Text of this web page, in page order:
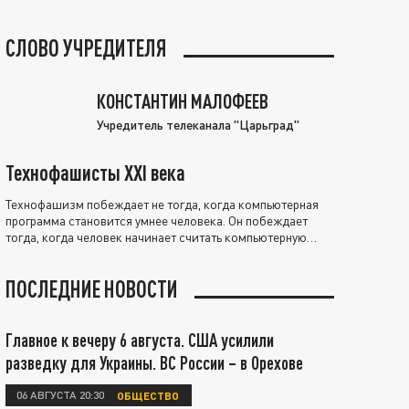
СЛОВО УЧРЕДИТЕЛЯ
КОНСТАНТИН МАЛОФЕЕВ
Учредитель телеканала "Царьград"
Технофашисты XXI века
Технофашизм побеждает не тогда, когда компьютерная
программа становится умнее человека. Он побеждает
тогда, когда человек начинает считать компьютерную
ПОСЛЕДНИЕ НОВОСТИ
Главное к вечеру 6 августа. США усилили
разведку для Украины. ВС России – в Орехове
06 АВГУСТА 20:30 ОБЩЕСТВО